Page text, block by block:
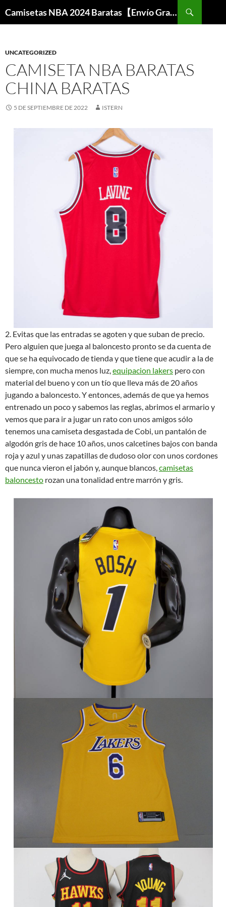
Camisetas NBA 2024 Baratas【Envío Gratis】
UNCATEGORIZED
CAMISETA NBA BARATAS
CHINA BARATAS
5 DE SEPTIEMBRE DE 2022 ISTERN
2. Evitas que las entradas se agoten y que suban de precio.
Pero alguien que juega al baloncesto pronto se da cuenta de
que se ha equivocado de tienda y que tiene que acudir a la de
siempre, con mucha menos luz,equipacion lakers pero con
material del bueno y con un tío que lleva más de 20 años
jugando a baloncesto. Y entonces, además de que ya hemos
entrenado un poco y sabemos las reglas, abrimos el armario y
vemos que para ir a jugar un rato con unos amigos sólo
tenemos una camiseta desgastada de Cobi, un pantalón de
algodón gris de hace 10 años, unos calcetines bajos con banda
roja y azul y unas zapatillas de dudoso olor con unos cordones
que nunca vieron el jabón y, aunque blancos,camisetas
baloncesto rozan una tonalidad entre marrón y gris.